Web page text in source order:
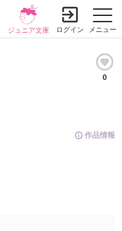
メニュー
ジュニア文庫 ログイン
0
作品情報